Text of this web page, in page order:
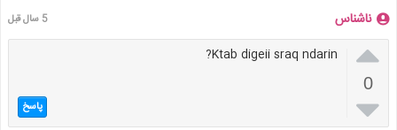
ناشناس 5 سال قبل

0

Ktab digeii sraq ndarin?
پاسخ